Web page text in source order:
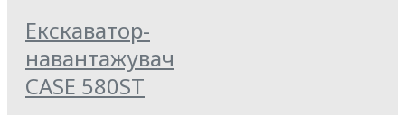
Екскаватор-
навантажувач
CASE 580ST